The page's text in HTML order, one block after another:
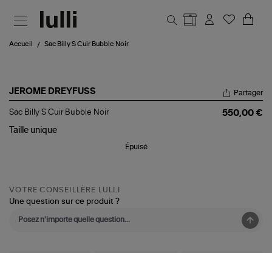
Accueil Sac Billy S Cuir Bubble Noir
JEROME DREYFUSS
Sac
S
Partager
Sac Billy S Cuir Bubble Noir
550,00 €
Taille unique
Épuisé
VOTRE CONSEILLÈRE LULLI
Une question sur ce produit ?